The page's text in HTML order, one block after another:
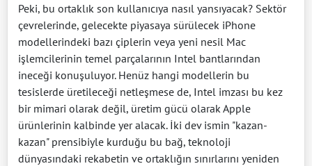
Peki, bu ortaklık son kullanıcıya nasıl yansıyacak? Sektör
çevrelerinde, gelecekte piyasaya sürülecek iPhone
modellerindeki bazı çiplerin veya yeni nesil Mac
işlemcilerinin temel parçalarının Intel bantlarından
ineceği konuşuluyor. Henüz hangi modellerin bu
tesislerde üretileceği netleşmese de, Intel imzası bu kez
bir mimari olarak değil, üretim gücü olarak Apple
ürünlerinin kalbinde yer alacak. İki dev ismin "kazan-
kazan" prensibiyle kurduğu bu bağ, teknoloji
dünyasındaki rekabetin ve ortaklığın sınırlarını yeniden